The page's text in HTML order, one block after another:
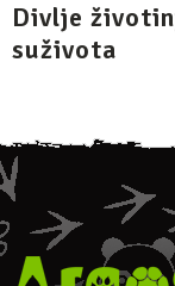
Divlje
suživota